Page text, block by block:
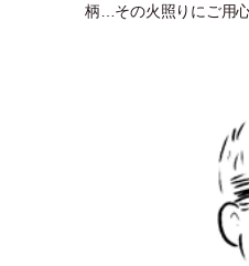
柄…その火照りにご用